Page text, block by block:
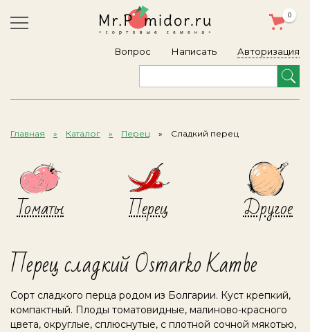
Вопрос Написать
0
Авторизация
Главная Каталог Перец Сладкий перец
Томаты Перец Другое
Перец сладкий Osmarko Kambe
Сорт сладкого перца родом из Болгарии. Куст крепкий,
компактный. Плоды томатовидные, малиново-красного
цвета, округлые, сплюснутые, с плотной сочной мякотью,